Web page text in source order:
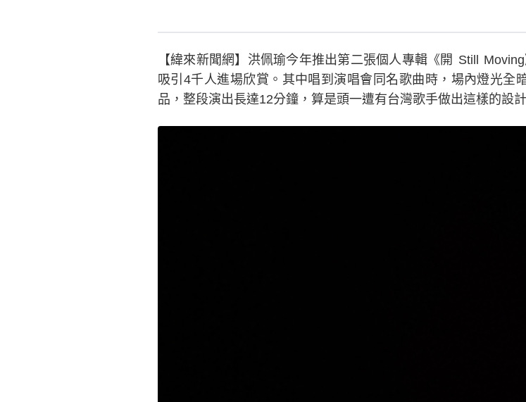
【緯來新聞網】洪佩瑜今年推出第二張個人專輯《開 Still
吸引4千人進場欣賞。其中唱到演唱會同名歌曲時，場內燈光全
品，整段演出長達12分鐘，算是頭一遭有台灣歌手做出這樣的設